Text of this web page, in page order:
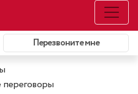
Перезвоните мне
перевод
переводу: